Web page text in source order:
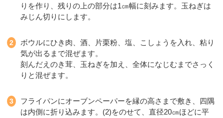
りを作り、残りの上の部分は1㎝幅に刻みます。玉ねぎは
みじん切りにします。
ボウルにひき肉、酒、片栗粉、塩、こしょうを入れ、粘り
気が出るまで混ぜます。
刻んだえのき茸、玉ねぎを加え、全体になじむまでさっく
りと混ぜます。
フライパンにオーブンペーパーを縁の高さまで敷き、四隅
は内側に折り込みます。(2)をのせて、直径20㎝ほどに平